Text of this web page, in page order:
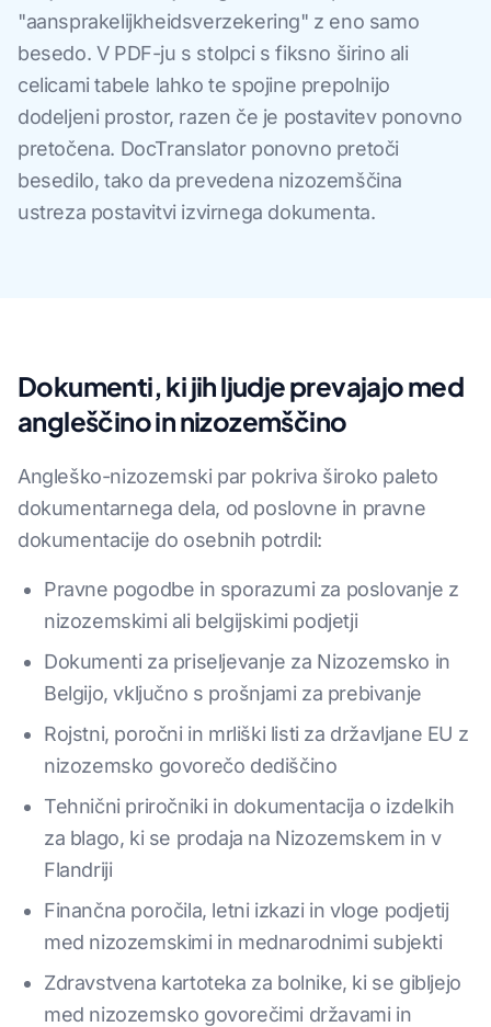
"aansprakelijkheidsverzekering" z eno samo
besedo. V PDF-ju s stolpci s fiksno širino ali
celicami tabele lahko te spojine prepolnijo
dodeljeni prostor, razen če je postavitev ponovno
pretočena. DocTranslator ponovno pretoči
besedilo, tako da prevedena nizozemščina
ustreza postavitvi izvirnega dokumenta.
Dokumenti, ki jih ljudje prevajajo med
angleščino in nizozemščino
Angleško-nizozemski par pokriva široko paleto
dokumentarnega dela, od poslovne in pravne
dokumentacije do osebnih potrdil:
Pravne pogodbe in sporazumi za poslovanje z
nizozemskimi ali belgijskimi podjetji
Dokumenti za priseljevanje za Nizozemsko in
Belgijo, vključno s prošnjami za prebivanje
Rojstni, poročni in mrliški listi za državljane EU z
nizozemsko govorečo dediščino
Tehnični priročniki in dokumentacija o izdelkih
za blago, ki se prodaja na Nizozemskem in v
Flandriji
Finančna poročila, letni izkazi in vloge podjetij
med nizozemskimi in mednarodnimi subjekti
Zdravstvena kartoteka za bolnike, ki se gibljejo
med nizozemsko govorečimi državami in